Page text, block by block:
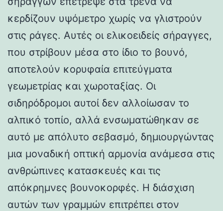
κερδίζουν υψόμετρο χωρίς να γλιστρούν
στις ράγες. Αυτές οι ελικοειδείς σήραγγες,
που στρίβουν μέσα στο ίδιο το βουνό,
αποτελούν κορυφαία επιτεύγματα
γεωμετρίας και χωροταξίας. Οι
σιδηρόδρομοι αυτοί δεν αλλοίωσαν το
αλπικό τοπίο, αλλά ενσωματώθηκαν σε
αυτό με απόλυτο σεβασμό, δημιουργώντας
μια μοναδική οπτική αρμονία ανάμεσα στις
ανθρώπινες κατασκευές και τις
απόκρημνες βουνοκορφές. Η διάσχιση
αυτών των γραμμών επιτρέπει στον